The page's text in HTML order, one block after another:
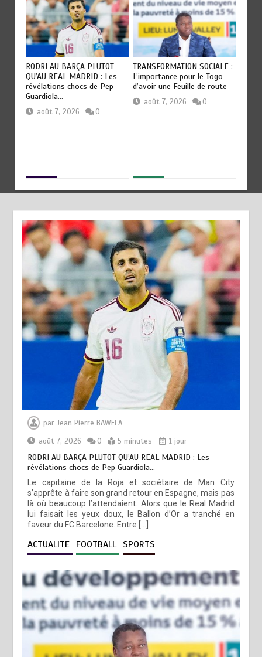
RODRI AU BARÇA PLUTOT
QU’AU REAL MADRID : Les
révélations chocs de Pep
Guardiola…
août 7, 2026 0
TRANSFORMATION SOCIALE :
L’importance pour le Togo
d’avoir une Feuille de route
août 7, 2026 0
parJean Pierre BAWELA
août 7, 2026
0 5 minutes 1 jour
RODRI AU BARÇA PLUTOT QU’AU REAL MADRID : Les
révélations chocs de Pep Guardiola…
Le capitaine de la Roja et sociétaire de Man City
s’apprête à faire son grand retour en Espagne, mais pas
là où beaucoup l’attendaient. Alors que le Real Madrid
lui faisait les yeux doux, le Ballon d’Or a tranché en
faveur du FC Barcelone. Entre […]
ACTUALITE FOOTBALL SPORTS